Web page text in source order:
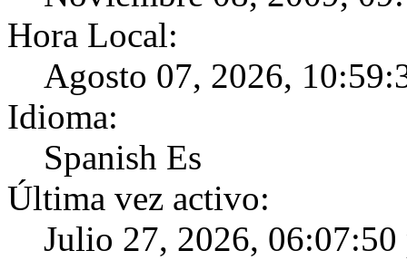
Hora Local:
Agosto 07, 2026,
Idioma:
Spanish Es
Última vez activo:
Julio 27, 2026, 06:07:50